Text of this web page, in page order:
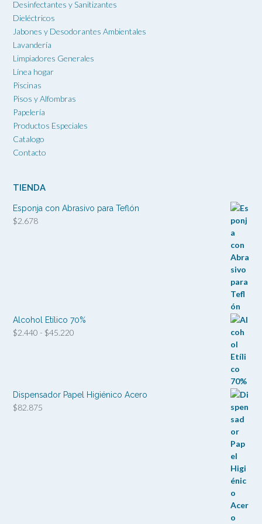
Desinfectantes y Sanitizantes
Dieléctricos
Jabones y Desodorantes Ambientales
Lavandería
Limpiadores Generales
Línea hogar
Piscinas
Pisos y Alfombras
Papelería
Productos Especiales
Catalogo
Contacto
TIENDA
Esponja con Abrasivo para Teflón
$2.678
Alcohol Etílico 70%
$2.440 - $45.220
hasta
Dispensador Papel Higiénico Acero
$82.875